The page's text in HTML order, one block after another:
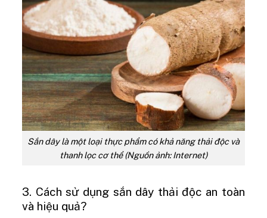
Sắn dây là một loại thực phẩm có khả năng thải độc và
thanh lọc cơ thể (Nguồn ảnh: Internet)
3. Cách sử dụng sắn dây thải độc an toàn
và hiệu quả?